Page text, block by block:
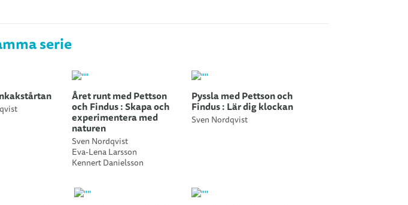
serie
Året runt med Pettson
och Findus : Skapa och
experimentera med
naturen
Sven Nordqvist
Eva-Lena Larsson
Kennert Danielsson
Pyssla med Pettson och
Findus : Lär dig klockan
Sven Nordqvist